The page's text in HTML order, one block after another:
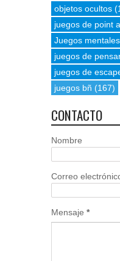
objetos ocultos
juegos de point
Juegos mentales
juegos de
juegos de
juegos bñ (167)
CONTACTO
Nombre
Correo
Mensaje *